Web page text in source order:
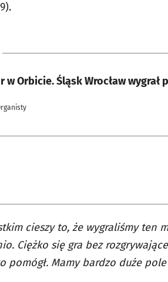
w Orbicie. Śląsk Wrocław wygrał
cieszy to, że wygraliśmy ten
Ciężko się gra bez
pomógł. Mamy bardzo duże